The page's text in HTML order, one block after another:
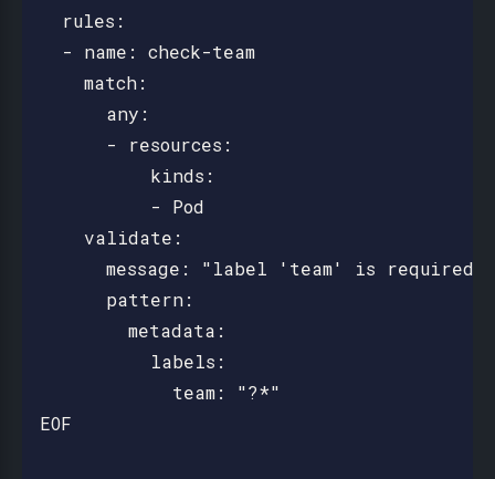
  rules:
  - name: check-team
    match:
      any:
      - resources:
          kinds:
          - Pod
    validate:
      message: "label 'team' is required"
      pattern:
        metadata:
          labels:
            team: "?*"
EOF